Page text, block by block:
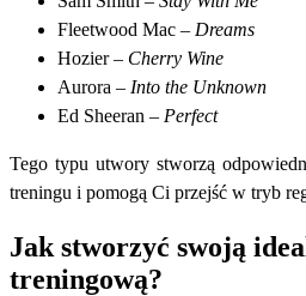
Fleetwood Mac – Dreams
Hozier – Cherry Wine
Aurora – Into the Unknown
Ed Sheeran – Perfect
Tego typu utwory stworzą
treningu i pomogą Ci przejść w tryb
Jak stworzyć swoją
treningową?